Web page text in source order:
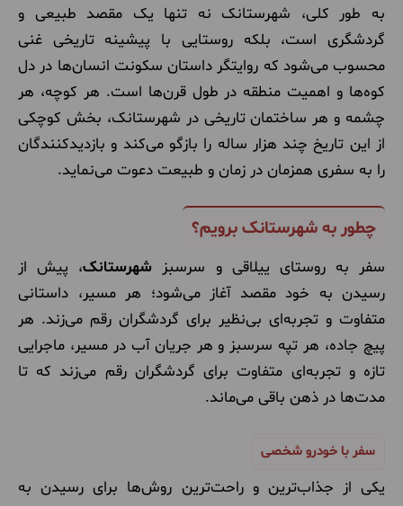
به طور کلی، شهرستانک نه تنها یک مقصد طبیعی و
گردشگری است، بلکه روستایی با پیشینه تاریخی غنی
محسوب می‌شود که روایتگر داستان سکونت انسان‌ها در دل
کوه‌ها و اهمیت منطقه در طول قرن‌ها است. هر کوچه، هر
چشمه و هر ساختمان تاریخی در شهرستانک، بخش کوچکی
از این تاریخ چند هزار ساله را بازگو می‌کند و بازدیدکنندگان
را به سفری همزمان در زمان و طبیعت دعوت می‌نماید.
چطور به شهرستانک برویم؟
سفر به روستای ییلاقی و سرسبز شهرستانک، پیش از
رسیدن به خود مقصد آغاز می‌شود؛ هر مسیر، داستانی
متفاوت و تجربه‌ای بی‌نظیر برای گردشگران رقم می‌زند. هر
پیچ جاده، هر تپه سرسبز و هر جریان آب در مسیر، ماجرایی
تازه و تجربه‌ای متفاوت برای گردشگران رقم می‌زند که تا
مدت‌ها در ذهن باقی می‌ماند.
سفر با خودرو شخصی
یکی از جذاب‌ترین و راحت‌ترین روش‌ها برای رسیدن به